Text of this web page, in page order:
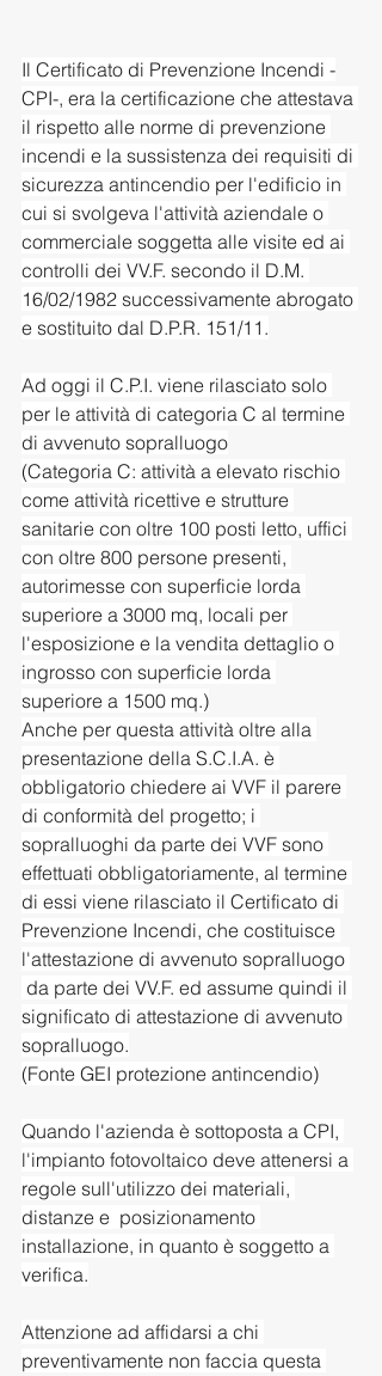
Il Certificato di Prevenzione Incendi -
CPI-, era la certificazione che attestava
il rispetto alle norme di prevenzione
incendi e la sussistenza dei requisiti di
sicurezza antincendio per l'edificio in
cui si svolgeva l'attività aziendale o
commerciale soggetta alle visite ed ai
controlli dei VV.F. secondo il D.M.
16/02/1982 successivamente abrogato
e sostituito dal D.P.R. 151/11.
Ad oggi il C.P.I. viene rilasciato solo
per le attività di categoria C al termine
di avvenuto sopralluogo
(Categoria C: attività a elevato rischio
come attività ricettive e strutture
sanitarie con oltre 100 posti letto, uffici
con oltre 800 persone presenti,
autorimesse con superficie lorda
superiore a 3000 mq, locali per
l'esposizione e la vendita dettaglio o
ingrosso con superficie lorda
superiore a 1500 mq.)
Anche per questa attività oltre alla
presentazione della S.C.I.A. è
obbligatorio chiedere ai VVF il parere
di conformità del progetto; i
sopralluoghi da parte dei VVF sono
effettuati obbligatoriamente, al termine
di essi viene rilasciato il Certificato di
Prevenzione Incendi, che costituisce
l'attestazione di avvenuto sopralluogo
da parte dei VV.F. ed assume quindi il
significato di attestazione di avvenuto
sopralluogo.
(Fonte GEI protezione antincendio)
Quando l'azienda è sottoposta a CPI,
l'impianto fotovoltaico deve attenersi a
regole sull'utilizzo dei materiali,
distanze e  posizionamento
installazione, in quanto è soggetto a
verifica.
Attenzione ad affidarsi a chi
preventivamente non faccia questa